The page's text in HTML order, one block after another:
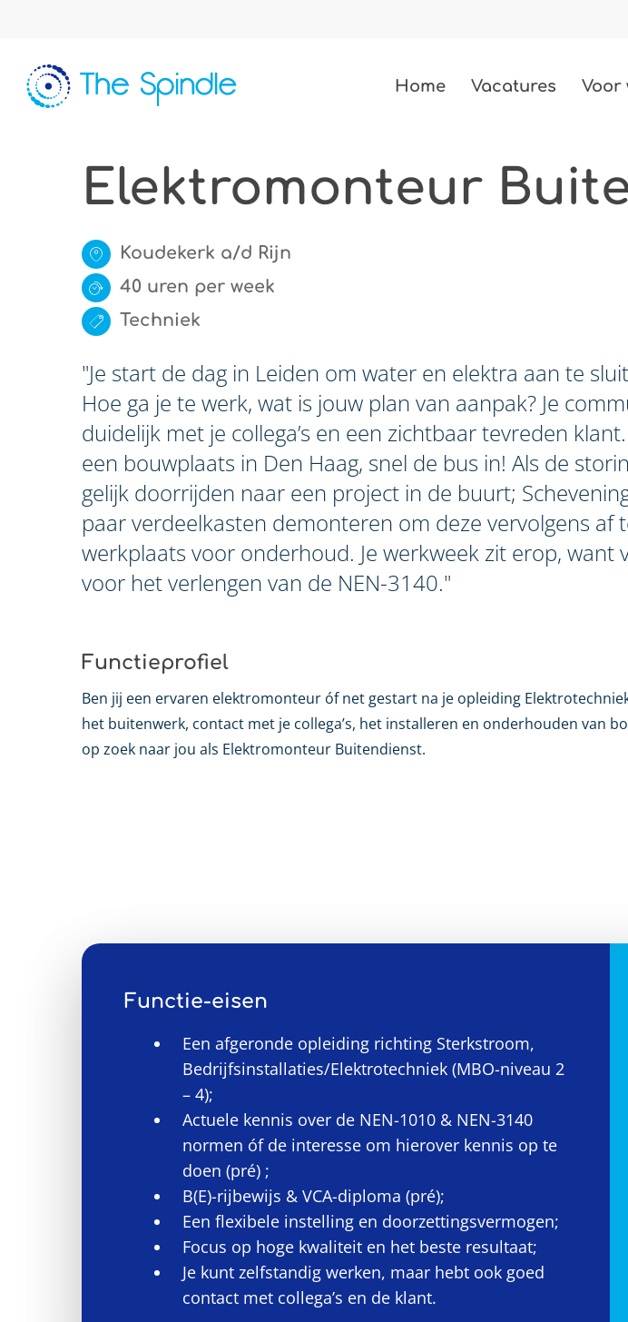
content
Home Vacatures
Techniek
487
Beauty
3 vacatures
Voor
Elektromonteur
Koudekerk a/d Rijn
40 uren per week
Techniek
"Je start de dag in Leiden om water en elektra aan te
Hoe ga je te werk, wat is jouw plan van aanpak? Je
duidelijk met je collega’s en een zichtbaar tevreden
een bouwplaats in Den Haag, snel de bus in! Als de
gelijk doorrijden naar een project in de buurt;
paar verdeelkasten demonteren om deze vervolgens af
werkplaats voor onderhoud. Je werkweek zit erop, want
voor het verlengen van de NEN-3140."
Functieprofiel
Ben jij een ervaren elektromonteur óf net gestart na je opleiding
het buitenwerk, contact met je collega’s, het installeren en onderhouden van
op zoek naar jou als Elektromonteur Buitendienst.
Functie-eisen
Een afgeronde opleiding richting Sterkstroom,
Bedrijfsinstallaties/Elektrotechniek (MBO-niveau 2
– 4);
Actuele kennis over de NEN-1010 & NEN-3140
normen óf de interesse om hierover kennis op te
doen (pré) ;
B(E)-rijbewijs & VCA-diploma (pré);
Een flexibele instelling en doorzettingsvermogen;
Focus op hoge kwaliteit en het beste resultaat;
Je kunt zelfstandig werken, maar hebt ook goed
contact met collega’s en de klant.